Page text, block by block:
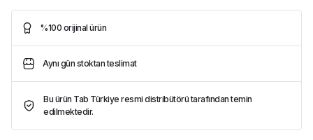
%100 orijinal ürün
Aynı gün stoktan teslimat
Bu ürün Tab Türkiye resmi distribütörü tarafından temin
edilmektedir.